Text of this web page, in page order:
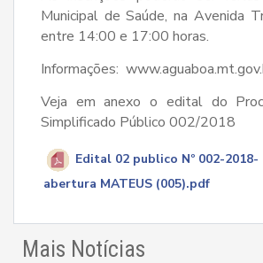
Municipal de Saúde, na Avenida
entre 14:00 e 17:00 horas.
Informações:
Veja em anexo o edital do
Simplificado Público 002/2018
Edital 02 publico Nº 002-2018-
abertura MATEUS (005).pdf
Mais Notícias